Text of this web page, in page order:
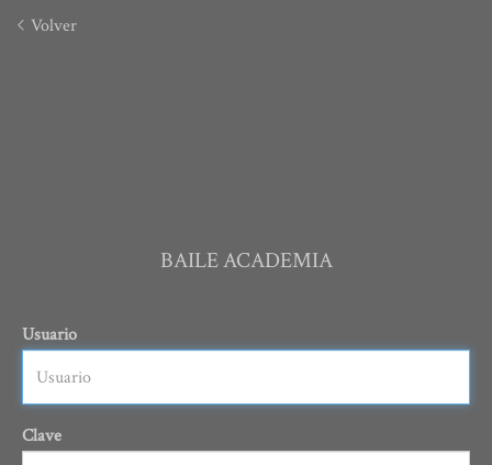
Volver
BAILE ACADEMIA
Usuario
Clave